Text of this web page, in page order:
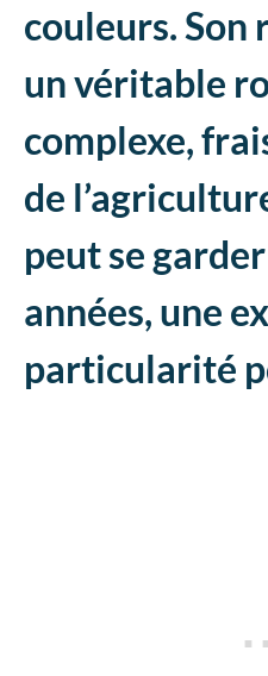
couleurs. Son
un véritable
complexe,
de
peut se
années, une
particularité